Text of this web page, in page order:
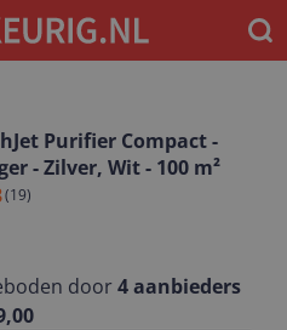
Purifier Compact -
- Zilver, Wit - 100 m²
(19)
door4aanbieders